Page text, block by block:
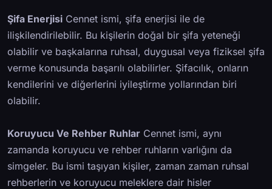
Şifa Enerjisi Cennet ismi, şifa enerjisi ile de
ilişkilendirilebilir. Bu kişilerin doğal bir şifa yeteneği
olabilir ve başkalarına ruhsal, duygusal veya fiziksel şifa
verme konusunda başarılı olabilirler. Şifacılık, onların
kendilerini ve diğerlerini iyileştirme yollarından biri
olabilir.
Koruyucu Ve Rehber Ruhlar Cennet ismi, aynı
zamanda koruyucu ve rehber ruhların varlığını da
simgeler. Bu ismi taşıyan kişiler, zaman zaman ruhsal
rehberlerin ve koruyucu meleklere dair hisler